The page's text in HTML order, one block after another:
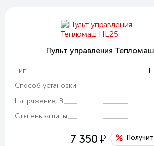
Пульт управления
Тип
Способ установки
Напряжение, В
Степень защиты
7 350 у